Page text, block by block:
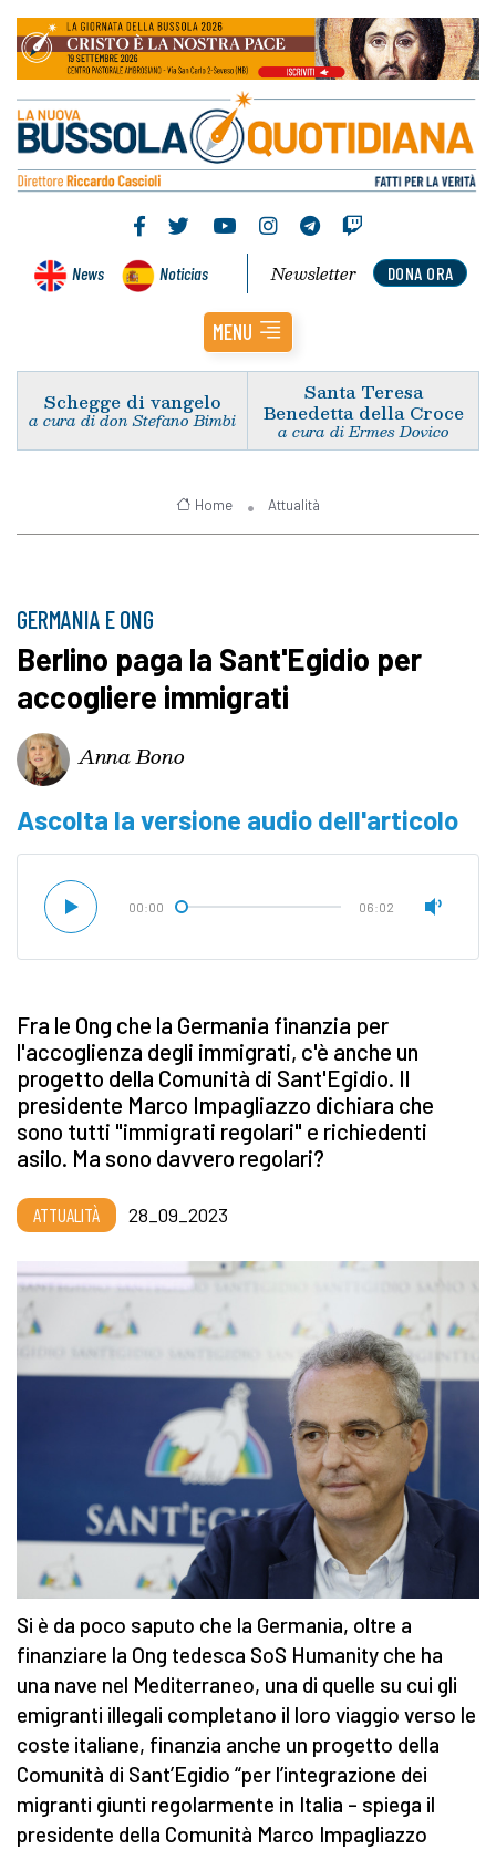
News Noticias DONA ORA
Newsletter
MENU
Schegge di vangelo
a cura di don Stefano Bimbi
Santa Teresa
Benedetta della Croce
a cura di Ermes Dovico
Home Attualità
GERMANIA E ONG
Berlino paga la Sant'Egidio per
accogliere immigrati
Anna Bono
Ascolta la versione audio dell'articolo
00:00 06:02
Fra le Ong che la Germania finanzia per
l'accoglienza degli immigrati, c'è anche un
progetto della Comunità di Sant'Egidio. Il
presidente Marco Impagliazzo dichiara che
sono tutti "immigrati regolari" e richiedenti
asilo. Ma sono davvero regolari?
ATTUALITÀ 28_09_2023
Si è da poco saputo che la Germania, oltre a
finanziare la Ong tedesca SoS Humanity che ha
una nave nel Mediterraneo, una di quelle su cui gli
emigranti illegali completano il loro viaggio verso le
coste italiane, finanzia anche un progetto della
Comunità di Sant’Egidio “per l’integrazione dei
migranti giunti regolarmente in Italia – spiega il
presidente della Comunità Marco Impagliazzo